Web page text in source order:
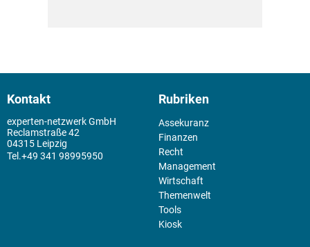
Kontakt
experten-netzwerk GmbH
Reclamstraße 42
04315 Leipzig
+49 341 98995950
Rubriken
Assekuranz
Finanzen
Recht
Management
Wirtschaft
Themenwelt
Tools
Kiosk